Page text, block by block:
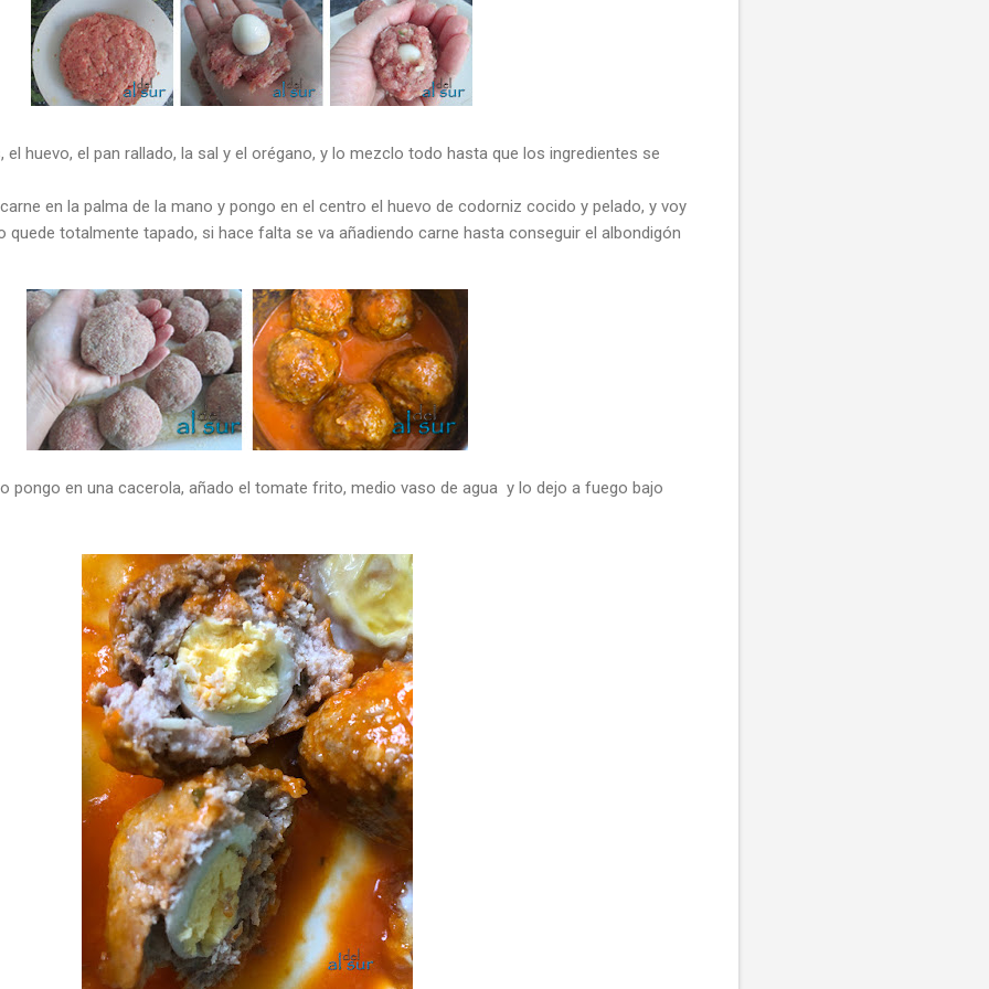
el huevo, el pan rallado, la sal y el orégano, y lo mezclo todo hasta que los ingredientes se
en la palma de la mano y pongo en el centro el huevo de codorniz cocido y pelado, y voy
quede totalmente tapado, si hace falta se va añadiendo carne hasta conseguir el albondigón
pongo en una cacerola, añado el tomate frito, medio vaso de agua y lo dejo a fuego bajo